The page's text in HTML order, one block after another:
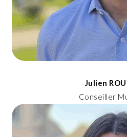
Julien
Conseiller